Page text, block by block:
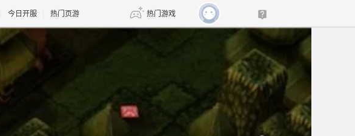
今日开服 热门页游 热门游戏
剑网3旗舰版